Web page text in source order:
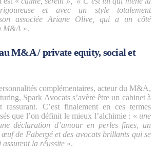
et avec un style totalement
associée Ariane Olive, qui a un côté
M&A ».
M&A / private equity, social et
complémentaires, acteur du M&A,
Spark Avocats s’avère être un cabinet à
C’est finalement en ces termes
que l’on définit le mieux l’alchimie : « une
déclaration d’amour en perles fines, un
de Fabergé et des avocats brillants qui se
la réussite ».